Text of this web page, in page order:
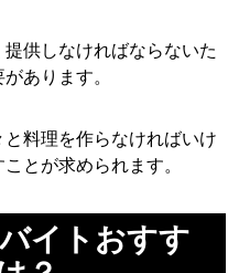
供しなければならないた
あります。
料理を作らなければいけ
とが求められます。
イトおすす